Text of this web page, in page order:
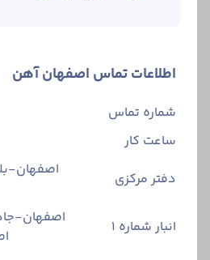
اطلاعات تماس اصفهان آهن
شماره تماس
ساعت کار
دفتر مرکزی
اصفهان-
انبار شماره 1
اصفهان-